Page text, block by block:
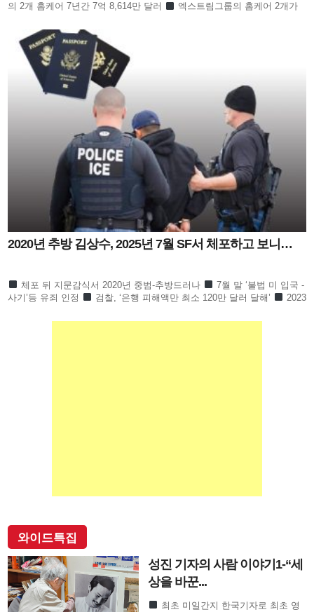
의 2개 홈케어 7년간 7억 8,614만 달러
엑스트림그룹의 홈케어 2개가
2020년 추방 김상수, 2025년 7월 SF서 체포하고 보니…
체포 뒤 지문감식서 2020년 중범-추방드러나
7월 말 ‘불법 미 입국 -
사기’등 유죄 인정
검찰, ‘은행 피해액만 최소 120만 달러 달해’
2023
와이드특집
성진 기자의 사람 이야기1-“세
상을 바꾼...
최초 미일간지 한국기자로 최초 영